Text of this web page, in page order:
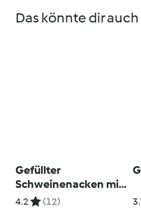
Das könnte dir
Gefüllter
Schweinenacken mit
Sauerkraut und
4.2 (12)